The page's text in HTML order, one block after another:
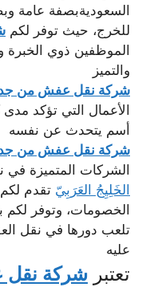
السعوديةبصفة عامة
للخرج، حيث توفر لكم
الموظفين ذوي الخبرة
والتميز
شركة نقل عفش من جدة
الأعمال التي تؤكد مدى
أسم يتحدث عن نفسه
شركة نقل عفش من
الشركات المتميزة
الخَلِيِجُ العَرَبِيّ تقدم
الخصومات، وتوفر لكم
تلعب دورها في نقل
عليه
تعتبر شركة